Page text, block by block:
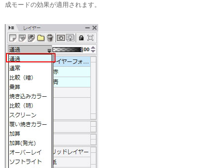
成モードの効果が適用されます。